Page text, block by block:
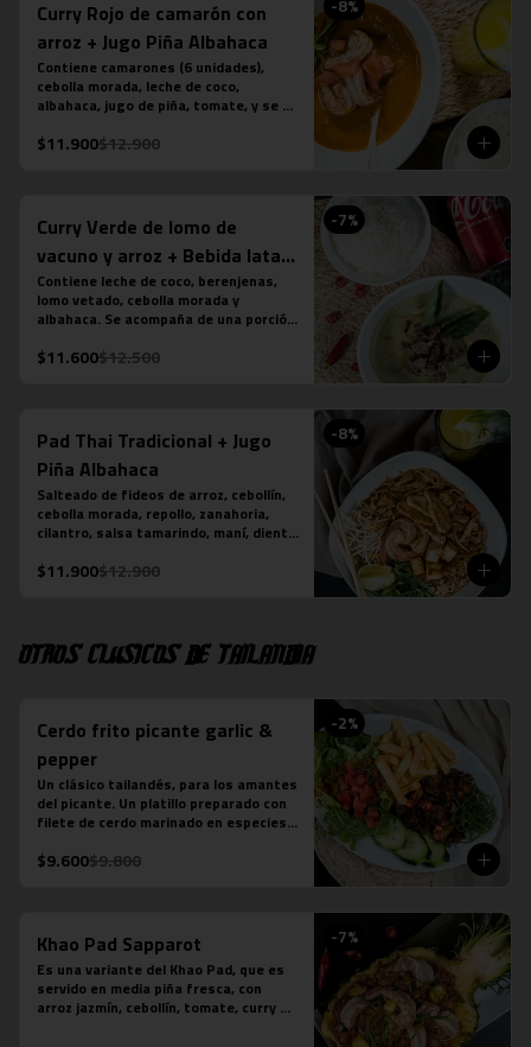
-8%
Curry Rojo de camarón con
arroz + Jugo Piña Albahaca
Contiene camarones (6 unidades),
cebolla morada, leche de coco,
albahaca, jugo de piña, tomate, y se
jazmín. (contiene salsa de pescado).
$11.900$12.900
-7%
Curry Verde de lomo de
vacuno y arroz + Bebida lata
350 cc
Contiene leche de coco, berenjenas,
lomo vetado, cebolla morada y
albahaca. Se acompaña de una porción
pescado). Más bebida en lata a tu
$11.600$12.500
-8%
Pad Thai Tradicional + Jugo
Piña Albahaca
Salteado de fideos de arroz, cebollín,
cebolla morada, repollo, zanahoria,
cilantro, salsa tamarindo, maní, diente
unidades), tofu y pollo. Más jugo
$11.900$12.900
Otros clásicos de Tailandia
-2%
Cerdo frito picante garlic &
pepper
Un clásico tailandés, para los amantes
del picante. Un platillo preparado con
filete de cerdo marinado en especies
ostra, ajo, ají, pimienta y azúcar.
con arroz jazmín
*En local Tobalaba se acompaña
además con papas fritas
$9.600$9.800
-7%
Khao Pad Sapparot
Es una variante del Khao Pad, que es
servido en media piña fresca, con
arroz jazmín, cebollín, tomate, curry